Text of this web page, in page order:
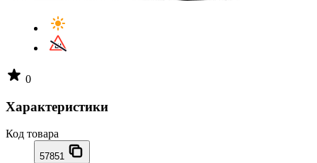
0
Характеристики
Код товара
57851